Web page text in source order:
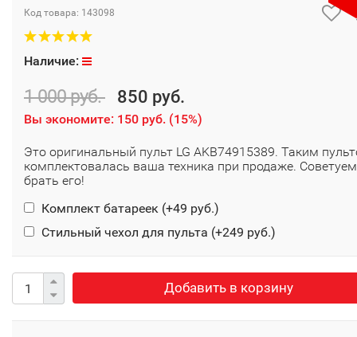
Код товара: 143098
Наличие:
1 000 руб. 850 руб.
Вы экономите: 150 руб. (15%)
Это оригинальный пульт LG AKB74915389. Таким
комплектовалась ваша техника при продаже. Советуем
брать его!
Комплект батареек (+49 руб.)
Стильный чехол для пульта (+249 руб.)
Добавить в корзину